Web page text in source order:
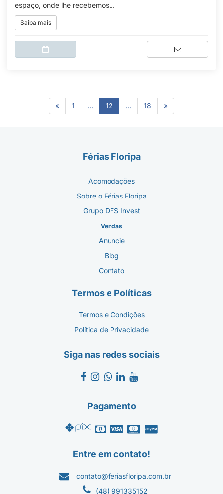
espaço, onde lhe recebemos...
Saiba mais
« 1 ... 12 ... 18 »
Férias Floripa
Acomodações
Sobre o Férias Floripa
Grupo DFS Invest
Vendas
Anuncie
Blog
Contato
Termos e Políticas
Termos e Condições
Política de Privacidade
Siga nas redes sociais
Pagamento
Entre em contato!
contato@feriasfloripa.com.br
(48) 991335152